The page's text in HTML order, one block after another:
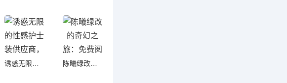
陈曦绿改的奇幻之旅：免费阅读与精彩剧情一手掌握